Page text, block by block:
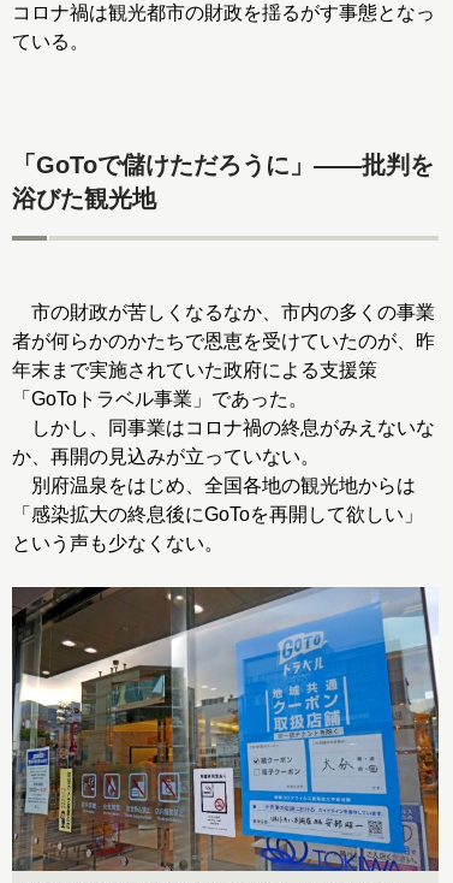
コロナ禍は観光都市の財政を揺るがす事態となっ
ている。
「GoToで儲けただろうに」――批判を
浴びた観光地
市の財政が苦しくなるなか、市内の多くの事業
者が何らかのかたちで恩恵を受けていたのが、昨
年末まで実施されていた政府による支援策
「GoToトラベル事業」であった。
しかし、同事業はコロナ禍の終息がみえないな
か、再開の見込みが立っていない。
別府温泉をはじめ、全国各地の観光地からは
「感染拡大の終息後にGoToを再開して欲しい」
という声も少なくない。